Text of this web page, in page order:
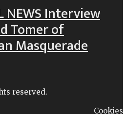
NEWS Interview
Tomer of
Masquerade
reserved.
Cookies